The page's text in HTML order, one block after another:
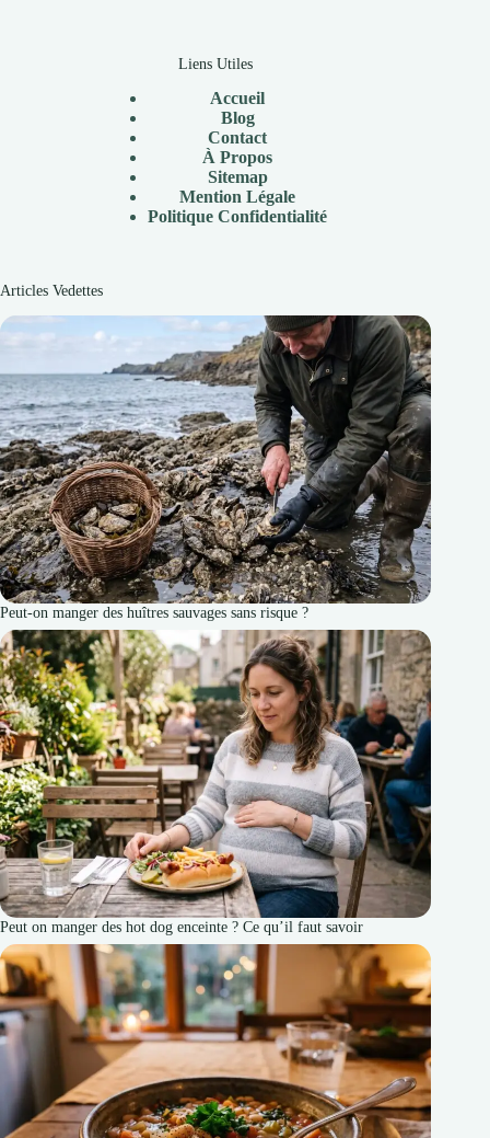
Liens Utiles
Accueil
Blog
Contact
À Propos
Sitemap
Mention Légale
Politique Confidentialité
Articles Vedettes
Peut-on manger des huîtres sauvages sans risque ?
Peut on manger des hot dog enceinte ? Ce qu’il faut savoir